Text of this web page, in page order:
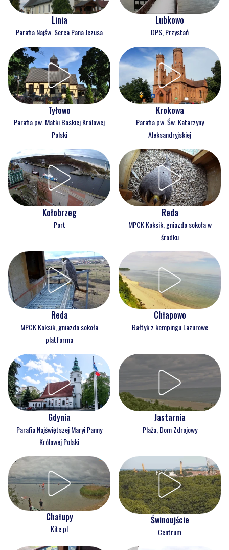
Linia
Parafia Najśw. Serca Pana Jezusa
Lubkowo
DPS, Przystań
Tyłowo
Parafia pw. Matki Boskiej Królowej
Polski
Krokowa
Parafia pw. Św. Katarzyny
Aleksandryjskiej
Kołobrzeg
Port
Reda
MPCK Koksik, gniazdo sokoła w
środku
Reda
MPCK Koksik, gniazdo sokoła
platforma
Chłapowo
Bałtyk z kempingu Lazurowe
Gdynia
Parafia Najświętszej Maryi Panny
Królowej Polski
Jastarnia
Plaża, Dom Zdrojowy
Chałupy
Kite.pl
Świnoujście
Centrum